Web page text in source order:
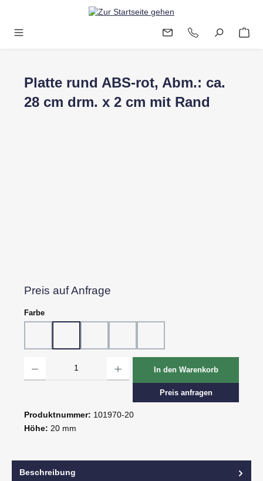
Zum Hauptinhalt springen
Platte rund ABS-rot, Abm.: ca.
28 cm drm. x 2 cm mit Rand
Preis auf Anfrage
Farbeauswählen
In den Warenkorb
Preis anfragen
Produktnummer: 101970-20
Höhe: 20 mm
Beschreibung